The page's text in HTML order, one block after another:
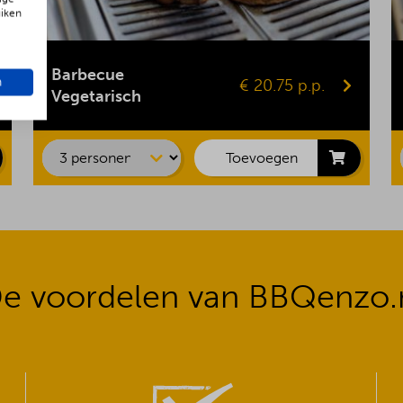
Barbecue
Vegetarisch
€ 20.75 p.p.
Vegaburger
Groentespies
Portobello
Toevoegen
voordelen van